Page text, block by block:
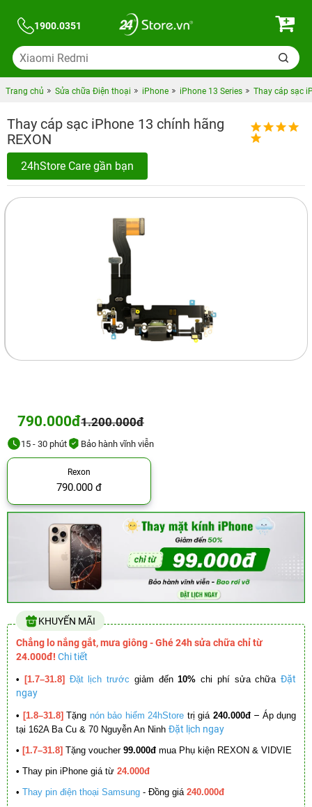
1900.0351
Trang chủ Sửa chữa Điện thoại iPhone iPhone 13 Series Thay cáp sạc
Thay cáp sạc iPhone 13 chính hãng
REXON
24hStore Care gần bạn
790.000đ1.200.000đ
15 - 30 phút Bảo hành vĩnh viễn
Rexon
790.000 đ
KHUYẾN MÃI
Chẳng lo nắng gắt, mưa giông - Ghé 24h sửa chữa chỉ từ
24.000đ! Chi tiết
• [1.7–31.8] Đặt lịch trước giảm đến10% chi phí sửa chữa Đặt
ngay
• [1.8–31.8] Tặng nón bảo hiểm 24hStore trị giá 240.000đ – Áp dụng
tại 162A Ba Cu & 70 Nguyễn An Ninh Đặt lịch ngay
• [1.7–31.8] Tặng voucher 99.000đ mua Phụ kiện REXON & VIDVIE
• Thay pin iPhone giá từ 24.000đ
• Thay pin điện thoại Samsung - Đồng giá 240.000đ